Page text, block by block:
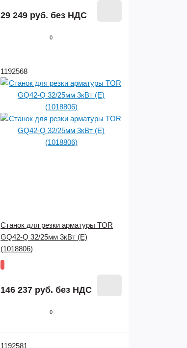
0
29 249 руб. без НДС
1192568
0
Станок для резки арматуры TOR
GQ42-Q 32/25мм 3кВт (E)
(1018806)
146 237 руб. без НДС
1192581